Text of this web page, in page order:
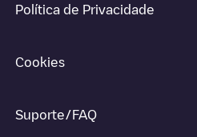
Política de Privacidade
Cookies
Suporte/FAQ